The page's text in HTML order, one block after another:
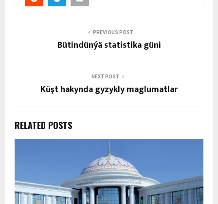
PREVIOUS POST
Bütindünýä statistika güni
NEXT POST
Küşt hakynda gyzykly maglumatlar
RELATED POSTS